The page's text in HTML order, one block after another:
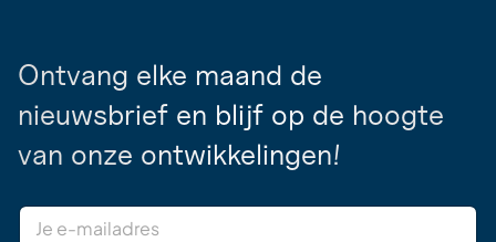
Ontvang elke maand de
nieuwsbrief en blijf op de hoogte
van onze ontwikkelingen!
E